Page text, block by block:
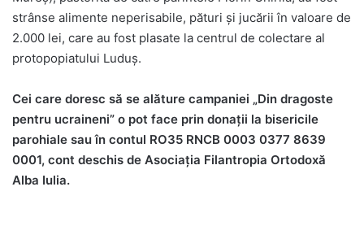
strânse alimente neperisabile, pături și jucării în valoare de
2.000 lei, care au fost plasate la centrul de colectare al
protopopiatului Luduș.
Cei care doresc să se alăture campaniei „Din dragoste
pentru ucraineni” o pot face prin donații la bisericile
parohiale sau în contul RO35 RNCB 0003 0377 8639
0001, cont deschis de Asociația Filantropia Ortodoxă
Alba Iulia.